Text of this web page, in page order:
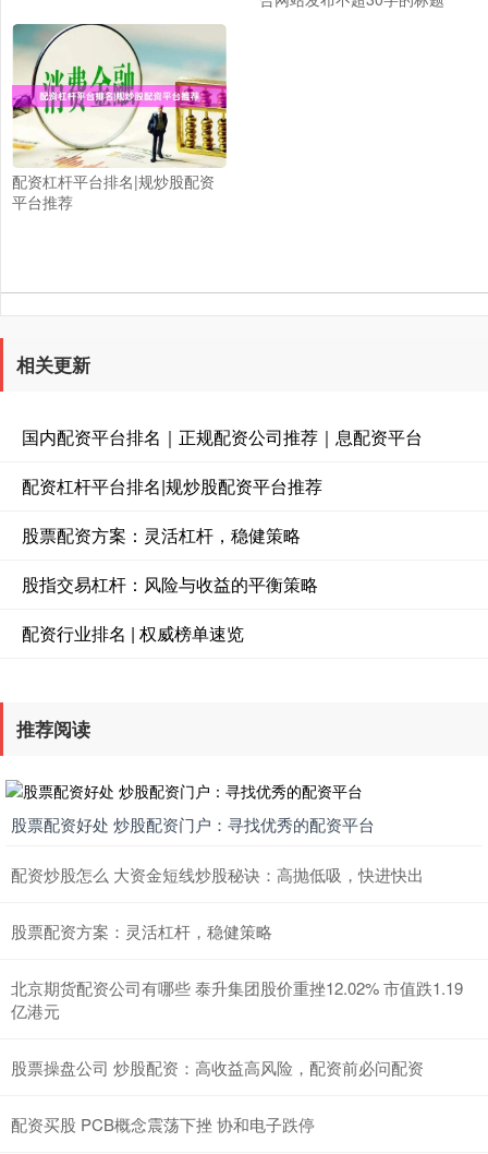
配资杠杆平台排名|规炒股配资
平台推荐
相关更新
国内配资平台排名｜正规配资公司推荐｜息配资平台
配资杠杆平台排名|规炒股配资平台推荐
股票配资方案：灵活杠杆，稳健策略
股指交易杠杆：风险与收益的平衡策略
配资行业排名 | 权威榜单速览
推荐阅读
股票配资好处 炒股配资门户：寻找优秀的配资平台
配资炒股怎么 大资金短线炒股秘诀：高抛低吸，快进快出
股票配资方案：灵活杠杆，稳健策略
北京期货配资公司有哪些 泰升集团股价重挫12.02% 市值跌1.19
亿港元
股票操盘公司 炒股配资：高收益高风险，配资前必问配资
配资买股 PCB概念震荡下挫 协和电子跌停